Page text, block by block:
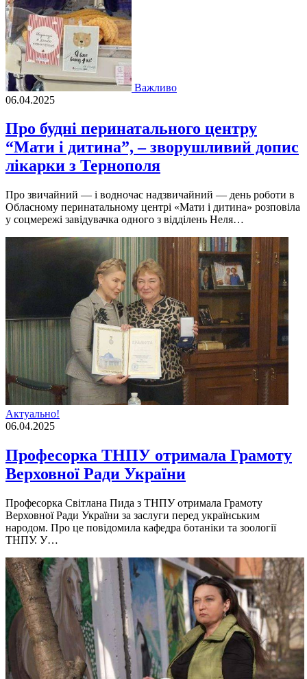
Важливо
06.04.2025
Про будні перинатального центру
“Мати і дитина”, – зворушливий допис
лікарки з Тернополя
Про звичайний — і водночас надзвичайний — день роботи в
Обласному перинатальному центрі «Мати і дитина» розповіла
у соцмережі завідувачка одного з відділень Неля…
Актуально!
06.04.2025
Професорка ТНПУ отримала Грамоту
Верховної Ради України
Професорка Світлана Пида з ТНПУ отримала Грамоту
Верховної Ради України за заслуги перед українським
народом. Про це повідомила кафедра ботаніки та зоології
ТНПУ. У…